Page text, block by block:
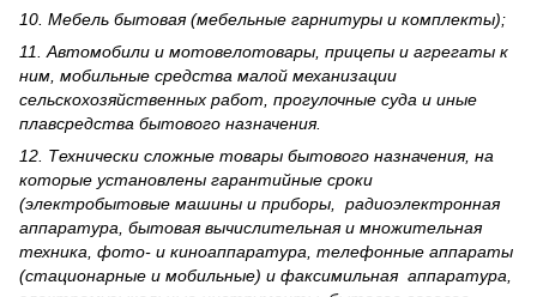
10. Мебель бытовая (мебельные гарнитуры и комплекты);
11. Автомобили и мотовелотовары, прицепы и агрегаты к
ним, мобильные средства малой механизации
сельскохозяйственных работ, прогулочные суда и иные
плавсредства бытового назначения.
12. Технически сложные товары бытового назна­чения, на
которые установлены гарантийные сроки
(электробытовые машины и приборы, радиоэлектронная
аппаратура, бытовая вычислительная и множительная
техника, фото- и киноаппаратура, телефонные аппараты
(стационарные и мобильные) и факсимильная аппаратура,